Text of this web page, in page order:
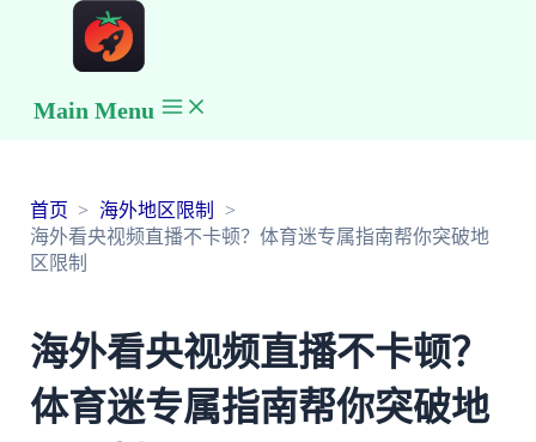
Main Menu
首页
海外地区限制
海外看央视频直播不卡顿？体育迷专属指南帮你突破地
区限制
海外看央视频直播不卡顿？
体育迷专属指南帮你突破地